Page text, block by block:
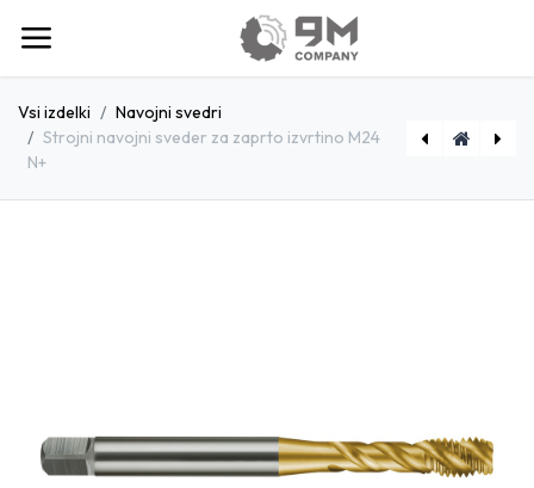
Vsi izdelki
Navojni svedri
Strojni navojni sveder za zaprto izvrtino M24
N+